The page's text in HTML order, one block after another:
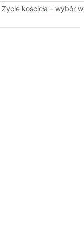
Życie kościoła – wybór